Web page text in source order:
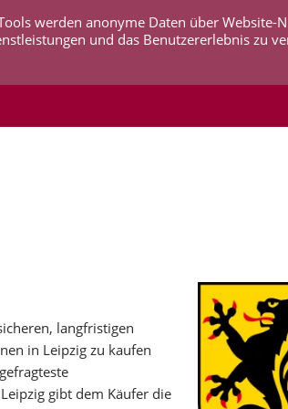
werden anonyme Daten über Website-
und das Benutzererlebnis zu
UNTERNEHMEN SERVICE
langfristigen
in Leipzig zu kaufen
gibt dem Käufer die